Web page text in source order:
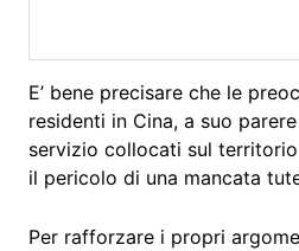
E’ bene precisare che le
residenti in Cina, a suo
servizio collocati sul
il pericolo di una mancata
Per rafforzare i propri